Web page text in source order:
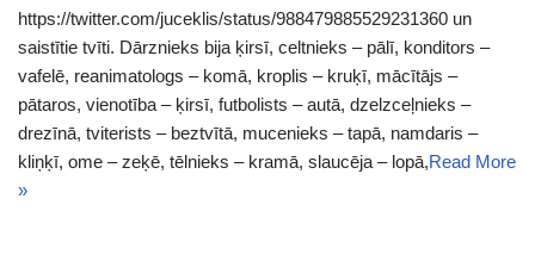
https://twitter.com/juceklis/status/988479885529231360 un
saistītie tvīti. Dārznieks bija ķirsī, celtnieks – pālī, konditors –
vafelē, reanimatologs – komā, kroplis – kruķī, mācītājs –
pātaros, vienotība – ķirsī, futbolists – autā, dzelzceļnieks –
drezīnā, tviterists – beztvītā, mucenieks – tapā, namdaris –
kliņķī, ome – zeķē, tēlnieks – kramā, slaucēja – lopā,Read More
»